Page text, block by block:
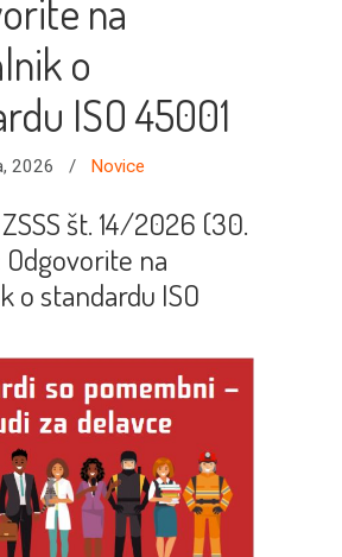
na
o
ISO 45001
2026 / Novice
št. 14/2026 (30.
na
o standardu ISO